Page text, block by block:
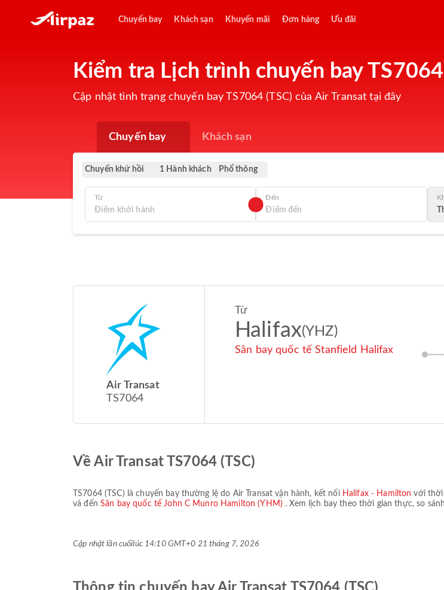
Chuyến bay Khách sạn Khuyến mãi Đơn hàng Ưu đãi
Kiểm tra Lịch trình chuyến bay
Cập nhật tình trạng chuyến bay TS7064 (TSC) của Air Transat tại đây
Chuyến bay Khách sạn
Chuyến khứ hồi 1 Hành khách Phổ thông
Từ Đến
Air Transat
TS7064
Từ
Halifax(YHZ)
Sân bay quốc tế Stanfield Halifax
Về Air Transat TS7064 (TSC)
TS7064( TSC) là chuyến bay thường lệ do Air Transat vận hành, kết nối Halifax - Hamilton với thời
và đến Sân bay quốc tế John C Munro Hamilton (YHM) . Xem lịch bay theo thời gian thực, so
Cập nhật lần cuốilúc 14:10 GMT+0 21 tháng 7, 2026